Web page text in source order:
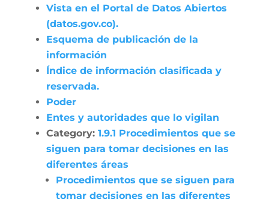
Vista en el Portal de Datos Abiertos
(datos.gov.co).
Esquema de publicación de la
información
Índice de información clasificada y
reservada.
Poder
Entes y autoridades que lo vigilan
Category: 1.9.1 Procedimientos que se
siguen para tomar decisiones en las
diferentes áreas
Procedimientos que se siguen para
tomar decisiones en las diferentes